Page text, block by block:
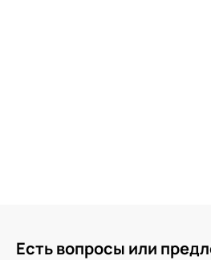
Есть вопросы или